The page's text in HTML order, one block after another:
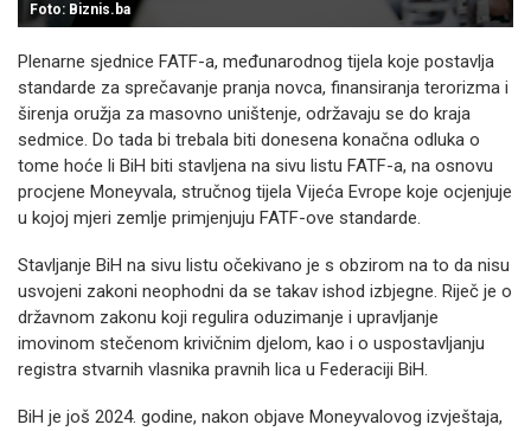
Foto: Biznis.ba
Plenarne sjednice FATF-a, međunarodnog tijela koje postavlja
standarde za sprečavanje pranja novca, finansiranja terorizma i
širenja oružja za masovno uništenje, održavaju se do kraja
sedmice. Do tada bi trebala biti donesena konačna odluka o
tome hoće li BiH biti stavljena na sivu listu FATF-a, na osnovu
procjene Moneyvala, stručnog tijela Vijeća Evrope koje ocjenjuje
u kojoj mjeri zemlje primjenjuju FATF-ove standarde.
Stavljanje BiH na sivu listu očekivano je s obzirom na to da nisu
usvojeni zakoni neophodni da se takav ishod izbjegne. Riječ je o
državnom zakonu koji regulira oduzimanje i upravljanje
imovinom stečenom krivičnim djelom, kao i o uspostavljanju
registra stvarnih vlasnika pravnih lica u Federaciji BiH.
BiH je još 2024. godine, nakon objave Moneyvalovog izvještaja,